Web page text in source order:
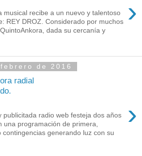
›
musical recibe a un nuevo y talentoso
REY DROZ. Considerado por muchos
dada su cercanía y
de 2016
radial
›
publicitada radio web festeja dos años
una programación de primera,
contingencias generando luz con su